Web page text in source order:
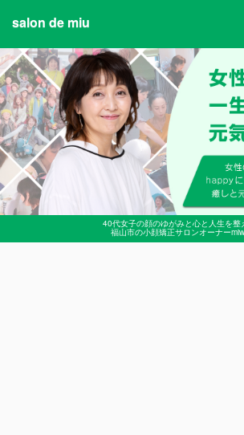
40代女子の顔のゆがみと心と人生を整
福山市の小顔矯正サロンオーナー
salon de miu